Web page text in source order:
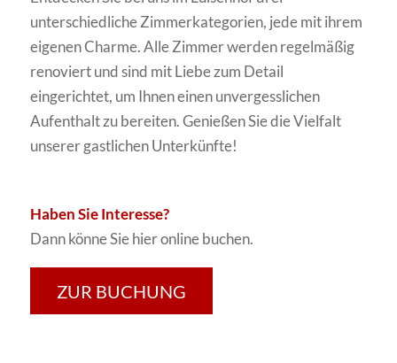
unterschiedliche Zimmerkategorien, jede mit ihrem
eigenen Charme. Alle Zimmer werden regelmäßig
renoviert und sind mit Liebe zum Detail
eingerichtet, um Ihnen einen unvergesslichen
Aufenthalt zu bereiten. Genießen Sie die Vielfalt
unserer gastlichen Unterkünfte!
Haben Sie Interesse?
Dann könne Sie hier online buchen.
ZUR BUCHUNG